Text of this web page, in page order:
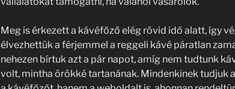
Meg is érkezett a kávéfőző elég rövid idő alatt, így
élvezhettük a férjemmel a reggeli kávé páratlan
nehezen bírtuk azt a pár napot, amíg nem tudtunk
volt, mintha örökké tartanának. Mindenkinek tudjuk